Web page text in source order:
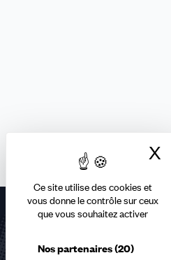
Ce site utilise des cookies et
vous donne le contrôle sur ceux
que vous souhaitez activer
Nos partenaires(20)
X
Contactez-nous ou
plus proche